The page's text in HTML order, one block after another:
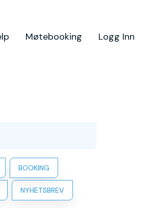
Møtebooking Logg Inn
BOOKING
NYHETSBREV